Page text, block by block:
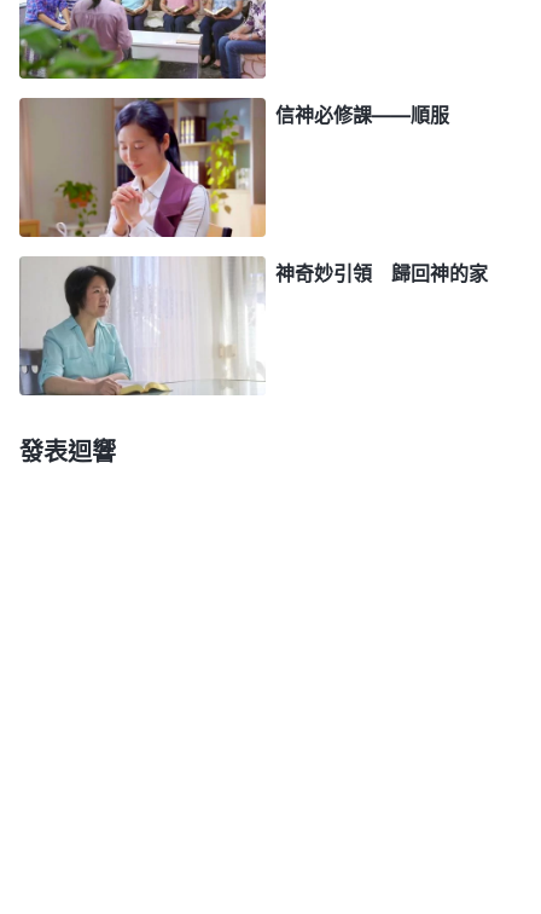
就不屬罪了，你就從罪裏出來了，這就是得救了，因
信稱義了。不過在信的人身上還有那些悖逆、抵擋的
東西，這還得慢慢脱掉。得救不代表人完全被耶穌得
着了，乃是代表人不屬罪了，罪得赦免了，你只要信
他就永遠不屬罪了。』《話・卷一 神的顯現與作工・
作工异象 二》『人雖然都經過了救贖，人的罪都得
過犯來對待人，但人活在肉體之中没有脱離罪，只能
是繼續犯罪，不斷地顯露撒但的敗壞性情，這就是人
所過的不斷地犯罪也不斷地得着赦免的生活。多數人
都是白天犯罪、晚上認罪，這樣，即使贖罪祭對人來
説永遠有效，也不能將人從罪惡中拯救出來，這只是
信神必修課——順服
神奇妙引領 歸回神的家
發表迴響